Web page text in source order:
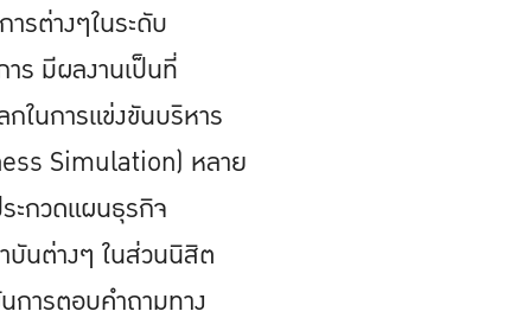
ารต่างๆในระดับ
ร มีผลงานเป็นที่
ในการแข่งขันบริหาร
Simulation) หลาย
ะกวดแผนธุรกิจ
นต่างๆ ในส่วนนิสิต
การตอบคำถามทาง